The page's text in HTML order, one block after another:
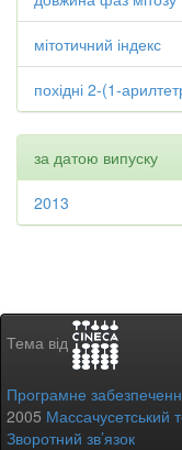
мітотичний індекс
похідні 2-(1-
за датою випуску
2013
Тема від
Програмне
2005 Массачусетський
Зворотний зв’язок